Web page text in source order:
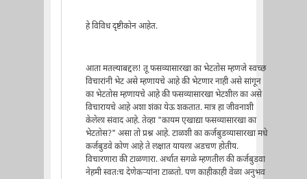
हे विविध दृष्टीकोन आहेत.
आता मतल्याबद्दल! तू फसव्यासारखा का भेटतोस म्हणजे स्वच्छ
विचारांनी भेट असे म्हणायचे आहे की भेटणार नाही असे सांगून
का भेटतोस म्हणायचे आहे की फसव्यासारखा भेटशील का असे
विचारायचे आहे अशा शंका येऊ शकतात. मात्र हा जीवनाशी
केलेला संवाद आहे. तेव्हा "कायम एखाद्या फसव्यासारखा का
भेटतोस?" असा तो प्रश्न आहे. टाळशी का कर्जबुडव्यासारखा मधे
कर्जबुडवे कोण आहे ते लक्षात यायला अडचण होतीय.
विचारणारा की टाळणारा. अर्थात सगळे म्हणतील की कर्जबुडवा
नेहमी स्वतःच देणेकर्‍यांना टाळतो. पण काहीकाही वेळा अनुभव